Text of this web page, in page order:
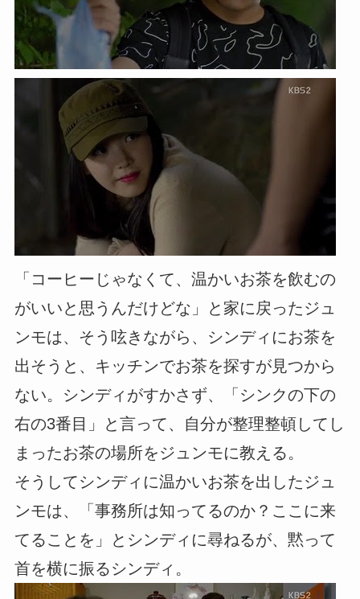
「コーヒーじゃなくて、温かいお茶を飲むの
がいいと思うんだけどな」と家に戻ったジュ
ンモは、そう呟きながら、シンディにお茶を
出そうと、キッチンでお茶を探すが見つから
ない。シンディがすかさず、「シンクの下の
右の3番目」と言って、自分が整理整頓してし
まったお茶の場所をジュンモに教える。
そうしてシンディに温かいお茶を出したジュ
ンモは、「事務所は知ってるのか？ここに来
てることを」とシンディに尋ねるが、黙って
首を横に振るシンディ。